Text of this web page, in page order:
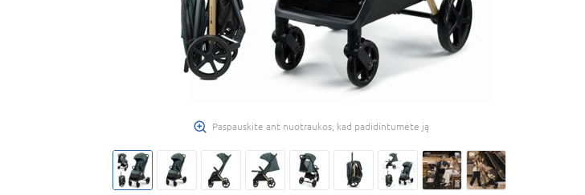
Paspauskite ant nuotraukos, kad padidintumėte ją